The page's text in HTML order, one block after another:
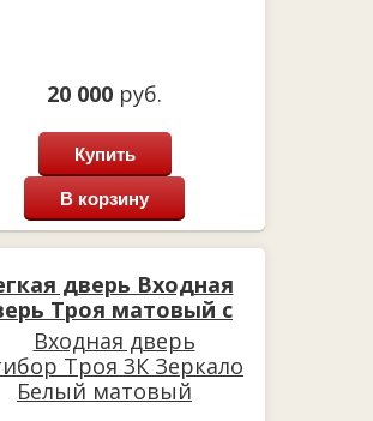
20 000 руб.
Купить
В корзину
дверь Входная
Троя матовый с
зеркалом